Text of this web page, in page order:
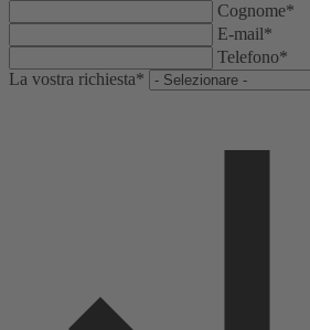
Cognome*
E-mail*
Telefono*
La vostra richiesta*